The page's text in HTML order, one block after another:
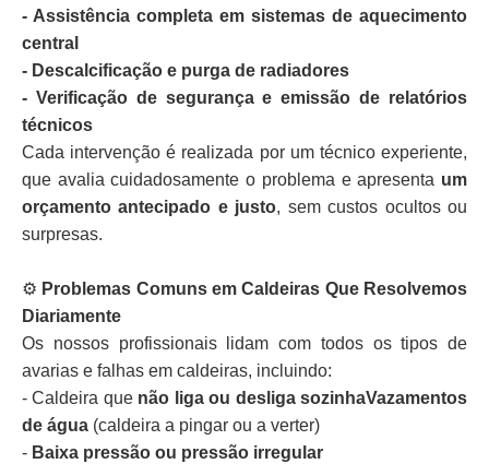
- Assistência completa em sistemas de aquecimento
central
- Descalcificação e purga de radiadores
- Verificação de segurança e emissão de relatórios
técnicos
Cada intervenção é realizada por um técnico experiente,
que avalia cuidadosamente o problema e apresenta um
orçamento antecipado e justo, sem custos ocultos ou
surpresas.
⚙️ Problemas Comuns em Caldeiras Que Resolvemos
Diariamente
Os nossos profissionais lidam com todos os tipos de
avarias e falhas em caldeiras, incluindo:
- Caldeira que não liga ou desliga sozinhaVazamentos
de água (caldeira a pingar ou a verter)
- Baixa pressão ou pressão irregular